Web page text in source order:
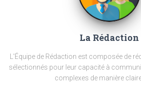
La Rédaction
L'Équipe de Rédaction est composée de
sélectionnés pour leur capacité à
complexes de manière claire